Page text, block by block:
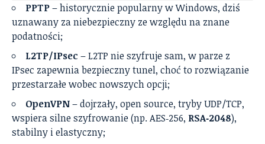
PPTP– historycznie popularny w Windows, dziś
uznawany za niebezpieczny ze względu na znane
podatności;
L2TP/IPsec – L2TP nie szyfruje sam, w parze z
IPsec zapewnia bezpieczny tunel, choć to rozwiązanie
przestarzałe wobec nowszych opcji;
OpenVPN– dojrzały, open source, tryby UDP/TCP,
wspiera silne szyfrowanie (np. AES‑256, RSA‑2048),
stabilny i elastyczny;